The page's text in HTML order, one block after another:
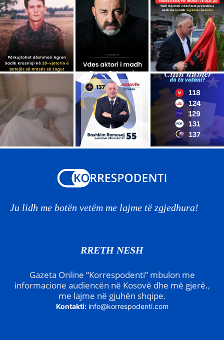
Ju lidh me botën vetëm me lajme të zgjedhura!
RRETH NESH
Gazeta Online “Korrespodenti” mbulon me
informacione audiencën në Kosovë dhe më gjerë.,
me lajme në gjuhën shqipe.
Kontakti: info@korrespodenti.com